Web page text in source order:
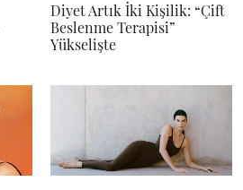
Diyet Artık İki Kişilik: “Çift
Beslenme Terapisi”
Yükselişte